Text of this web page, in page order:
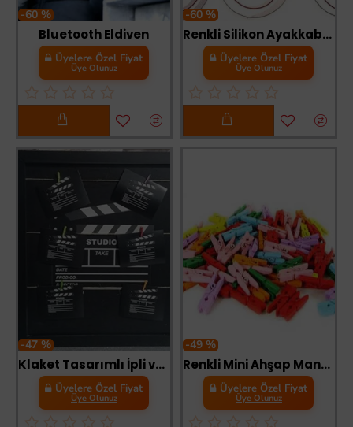
-60 %
Bluetooth Eldiven
Üyelere Özel Fiyat
Üye Olunuz
-60 %
Renkli Silikon Ayakkabı Bağcıkları
Üyelere Özel Fiyat
Üye Olunuz
-47 %
Klaket Tasarımlı İpli ve Mandallı Fotoğraf Çerçevesi
Üyelere Özel Fiyat
Üye Olunuz
-49 %
Renkli Mini Ahşap Mandal (100 Adet)
Üyelere Özel Fiyat
Üye Olunuz